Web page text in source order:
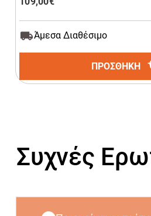
Άμεσα Διαθέσιμο
ΠΡΟΣΘΗΚΗ
Συχνές